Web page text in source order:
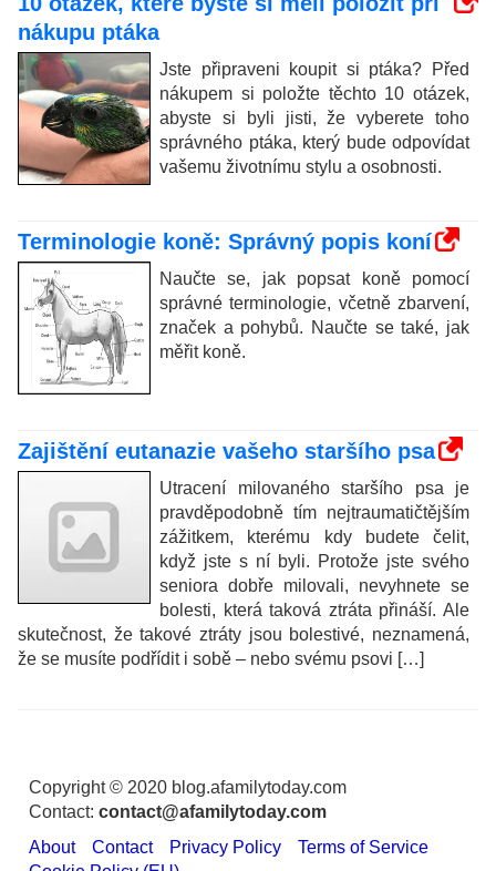
nákupu ptáka
Jste připraveni koupit si ptáka? Před
nákupem si položte těchto 10 otázek,
abyste si byli jisti, že vyberete toho
správného ptáka, který bude odpovídat
vašemu životnímu stylu a osobnosti.
Terminologie koně: Správný popis koní
Naučte se, jak popsat koně pomocí
správné terminologie, včetně zbarvení,
značek a pohybů. Naučte se také, jak
měřit koně.
Zajištění eutanazie vašeho staršího psa
Utracení milovaného staršího psa je
pravděpodobně tím nejtraumatičtějším
zážitkem, kterému kdy budete čelit,
když jste s ní byli. Protože jste svého
seniora dobře milovali, nevyhnete se
bolesti, která taková ztráta přináší. Ale
skutečnost, že takové ztráty jsou bolestivé, neznamená,
že se musíte podřídit i sobě – nebo svému psovi […]
Copyright © 2020 blog.afamilytoday.com
Contact: contact@afamilytoday.com
About
Contact Privacy Policy
Terms of Service